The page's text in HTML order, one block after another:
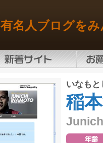
有名人ブログを
いなも
稲